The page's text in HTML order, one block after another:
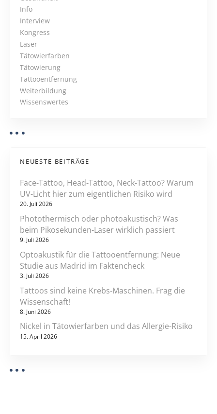
N
a
Info
Interview
Kongress
Laser
Tätowierfarben
Tätowierung
Tattooentfernung
Weiterbildung
Wissenswertes
NEUESTE BEITRÄGE
Face-Tattoo, Head-Tattoo, Neck-Tattoo? Warum
UV-Licht hier zum eigentlichen Risiko wird
20. Juli 2026
Photothermisch oder photoakustisch? Was
beim Pikosekunden-Laser wirklich passiert
9. Juli 2026
Optoakustik für die Tattooentfernung: Neue
Studie aus Madrid im Faktencheck
3. Juli 2026
Tattoos sind keine Krebs-Maschinen. Frag die
Wissenschaft!
8. Juni 2026
Nickel in Tätowierfarben und das Allergie-Risiko
15. April 2026